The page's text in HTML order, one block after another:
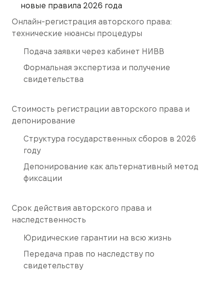
новые правила 2026 года
Онлайн-регистрация авторского права:
технические нюансы процедуры
Подача заявки через кабинет НИВВ
Формальная экспертиза и получение
свидетельства
Стоимость регистрации авторского права и
депонирование
Структура государственных сборов в 2026
году
Депонирование как альтернативный метод
фиксации
Срок действия авторского права и
наследственность
Юридические гарантии на всю жизнь
Передача прав по наследству по
свидетельству